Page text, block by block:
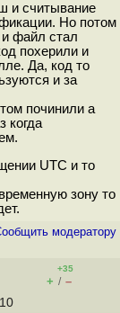
и считывание
Но потом
файл стал
похерили и
Да, код то
и за
починили а
когда
UTC и то
зону то
модератору
+35
+ / –